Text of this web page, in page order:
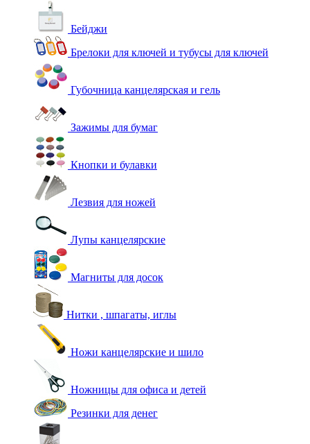
Бейджи
Брелоки для ключей и тубусы для ключей
Губочница канцелярская и гель
Зажимы для бумаг
Кнопки и булавки
Лезвия для ножей
Лупы канцелярские
Магниты для досок
Нитки , шпагаты, иглы
Ножи канцелярские и шило
Ножницы для офиса и детей
Резинки для денег